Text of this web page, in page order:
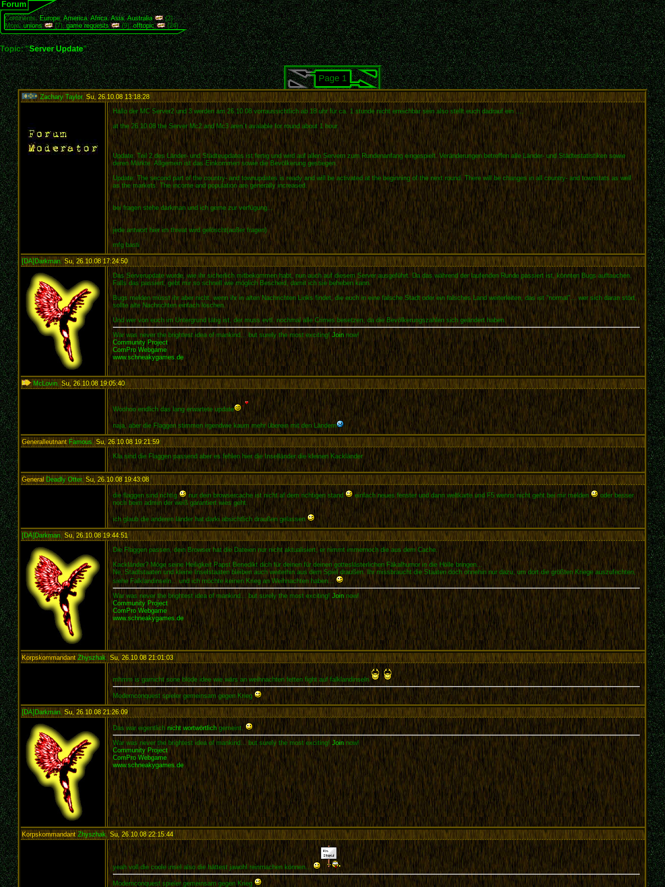
Forum
Continents:Europe,America,Africa,Asia,Australia
(2)
More:unions (7),game requests (9),offtopic (24)
Topic: "Server Update"
Page 1
Zachary Taylor, Su, 26.10.08 13:18:28:
Hallo der MC Server2 und 3 werden am 26.10.08 vorraussichtlich ab 18 uhr für ca. 1 stunde nicht erreichbar sein also stellt euch dadrauf ein ....
at the 26.10.08 the Server Mc2 and Mc3 aren´t avalable for round about 1 hour.
Update: Teil 2 des Länder- und Städteupdates ist fertig und wird auf allen Servern zum Rundenanfang eingespielt. Veränderungen betreffen alle Länder- und Städtestatistiken sowie
deren Märkte. Allgemein ist das Einkommen sowie die Bevölkerung gestiegen.
Update: The second part of the country- and townupdates is ready and will be activated at the beginning of the next round. There will be changes in all country- and townstats as well
as the markets. The income and population are generally increased.
bei fragen stehe darkman und ich gerne zur verfügung...
jede antwort hier im threat wird gelöscht(außer fragen)
mfg basti
[DA]Darkman,Su, 26.10.08 17:24:50:
Das Serverupdate wurde, wie ihr sicherlich mitbekommen habt, nun auch auf diesem Server ausgeführt. Da das während der laufenden Runde passiert ist, könnten Bugs auftauchen.
Falls das passiert, gebt mir so schnell wie möglich Bescheid, damit ich sie beheben kann.
Bugs melden müsst ihr aber nicht, wenn ihr in alten Nachrichten Links findet, die euch in eine falsche Stadt oder ein falsches Land weiterleiten, das ist "normal"... wer sich daran stört,
sollte alte Nachrichten einfach löschen.
Und wer von euch im Untergrund tätig ist, der muss evtl. nochmal alle Crimes besetzen, da die Bevölkerungszahlen sich geändert haben.
War was never the brightest idea of mankind... but surely the most exciting!Joinnow!
Community Project
ComPro Webgame
www.schneakygames.de
McLovin, Su, 26.10.08 19:05:40:
Woohoo endlich das lang erwartete update
naja, aber die Flaggen stimmen irgendwie kaum mehr überein mit den Ländern
GeneralleutnantFamous , Su, 26.10.08 19:21:59:
Kla sind die Flaggen passend aber es fehlen hier die Inselländer die kleinen Kackländer
GeneralDeadly Otter, Su, 26.10.08 19:43:08:
die flaggen sind richtig nur dein browsercache ist nicht af dem richtigen stand einfach neues fenster und dann weltkarte und F5 wenns nicht geht bei mir melden
oder besser
noch beim admin der weiß garantiert wies geht.
ich glaub die anderen länder hat darki absichtlich draußen gelassen
[DA]Darkman, Su, 26.10.08 19:44:51:
Die Flaggen passen, dein Browser hat die Dateien nur nicht aktualisiert, er nimmt immernoch die aus dem Cache.
Kackländer? Möge seine Heiligkeit Papst Benedikt dich für deinen für deinen gotteslästerlichen Fäkalhumor in die Hölle bringen...
Ne, Stadtstaaten und kleine Inselstaaten bleiben auch weiterhin aus dem Spiel draußen. Ihr missbraucht die Staaten doch ohnehin nur dazu, um dort die größten Kriege auszufechten,
siehe Falklandinseln... und ich möchte keinen Krieg an Weihnachten haben...
War was never the brightest idea of mankind... but surely the most exciting! Joinnow!
Community Project
ComPro Webgame
www.schneakygames.de
KorpskommandantZhyszhak, Su, 26.10.08 21:01:03:
mhmm is garnicht sone blöde idee wie wärs an weihnachten fetten fight auf falklandinseln
Modernconquest spieler gemeinsam gegen Krieg
[DA]Darkman, Su, 26.10.08 21:26:09:
Das war eigentlichnicht wortwörtlichgemeint.
War was never the brightest idea of mankind... but surely the most exciting!Joinnow!
Community Project
ComPro Webgame
www.schneakygames.de
KorpskommandantZhyszhak,Su, 26.10.08 22:15:44:
yeah voll die coole insel also die hättest jawohl reinmachen können...
Modernconquest spieler gemeinsam gegen Krieg